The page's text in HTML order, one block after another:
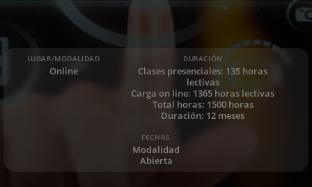
LUGAR/MODALIDAD
Online
DURACIÓN
Clases presenciales: 135 horas
lectivas
Carga on line: 1365 horas lectivas
Total horas: 1500 horas
Duración: 12 meses
FECHAS
Modalidad
Abierta